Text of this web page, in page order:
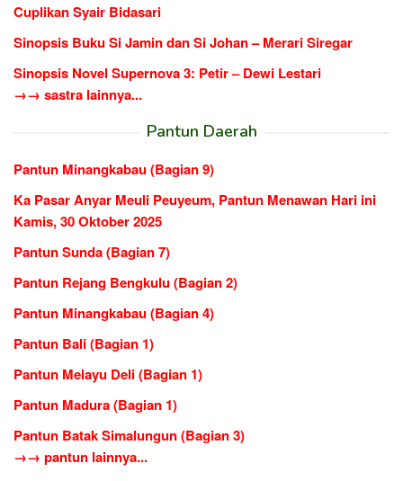
Cuplikan Syair Bidasari
Sinopsis Buku Si Jamin dan Si Johan – Merari Siregar
Sinopsis Novel Supernova 3: Petir – Dewi Lestari
→→ sastra lainnya...
Pantun Daerah
Pantun Minangkabau (Bagian 9)
Ka Pasar Anyar Meuli Peuyeum, Pantun Menawan Hari ini
Kamis, 30 Oktober 2025
Pantun Sunda (Bagian 7)
Pantun Rejang Bengkulu (Bagian 2)
Pantun Minangkabau (Bagian 4)
Pantun Bali (Bagian 1)
Pantun Melayu Deli (Bagian 1)
Pantun Madura (Bagian 1)
Pantun Batak Simalungun (Bagian 3)
→→ pantun lainnya...